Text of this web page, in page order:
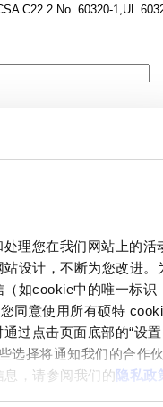
理您在我们网站上的活
设计，不断为您改进。
如cookie中的唯一标识
同意使用所有硕特
过点击页面底部的“设置
选择将通知我们的合作
，请参阅我们的隐私政